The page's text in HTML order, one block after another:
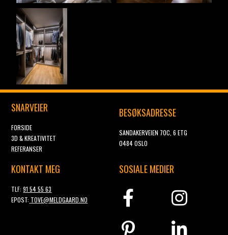
SNARVEIER
FORSIDE
3D & KREATIVITET
REFERANSER
BESØKSADRESSE
SANDAKERVEIEN 70C, 6 ETG
0484 OSLO
KONTAKT MEG
TLF:91 54 55 63
EPOST: TOVE@MELDGAARD.NO
SOSIALE MEDIER